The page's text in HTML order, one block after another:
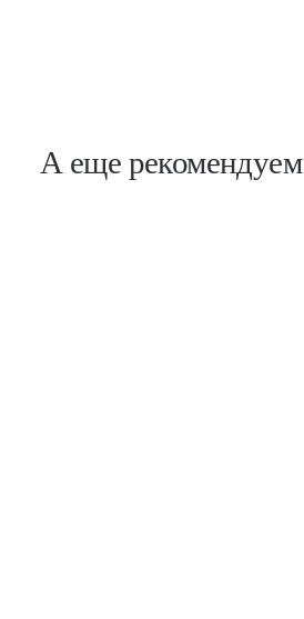
А еще рекомендуем